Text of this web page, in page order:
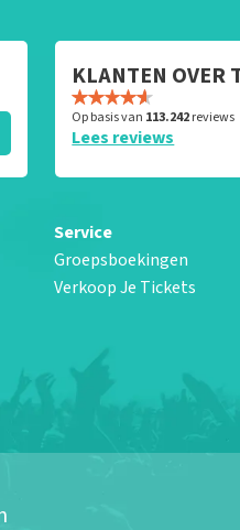
KLANTEN OVER
Op basis van 113.242reviews
Lees reviews
Service
Groepsboekingen
Verkoop Je Tickets